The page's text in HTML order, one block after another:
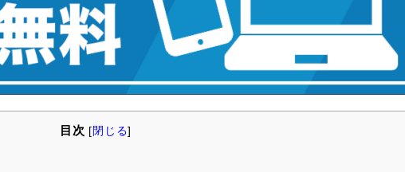
目次 [閉じる]